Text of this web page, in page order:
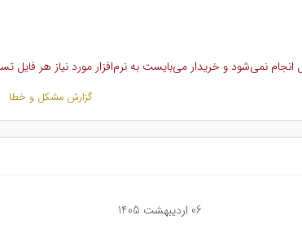
نمی‌شود و خریدار می‌بایست به نرم‌افزار مورد نیاز هر فایل
گزارش مشکل و خطا
06 اردیبهشت 1405